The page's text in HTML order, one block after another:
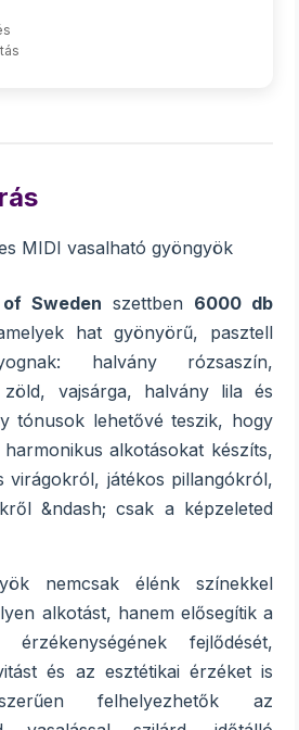
MIDI vasalható gyöngyök
Sweden szettben 6000 db
hat gyönyörű, pasztell
halvány rózsaszín,
zöld, vajsárga, halvány lila és
tónusok lehetővé teszik, hogy
alkotásokat készíts,
virágokról, játékos pillangókról,
&ndash; csak a képzeleted
nemcsak élénk színekkel
alkotást, hanem elősegítik a
fejlődését,
és az esztétikai érzéket is
felhelyezhetők az